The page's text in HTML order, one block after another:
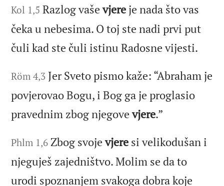
Kol 1,5 Razlog vaševjere je nada što vas
čeka u nebesima. O toj ste nadi prvi put
čuli kad ste čuli istinu Radosne vijesti.
Röm 4,3 Jer Sveto pismo kaže: “Abraham je
povjerovao Bogu, i Bog ga je proglasio
pravednim zbog njegovevjere.”
Phlm 1,6 Zbog svojevjere si velikodušan i
njeguješ zajedništvo. Molim se da to
urodi spoznanjem svakoga dobra koje